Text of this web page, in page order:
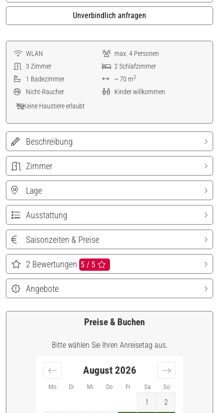
Unverbindlich anfragen
WLAN max. 4 Personen
3 Zimmer 2Schlafzimmer
1 Badezimmer ~ 70 m2
Nicht-Raucher
Kinder willkommen
Keine Haustiere erlaubt
Beschreibung
Zimmer
Lage
Ausstattung
Saisonzeiten & Preise
2 Bewertungen 5 / 5
Angebote
Preise & Buchen
Bitte wählen Sie Ihren Anreisetag aus.
Mo Di Mi Do Fr Sa So
August 2026
1 2